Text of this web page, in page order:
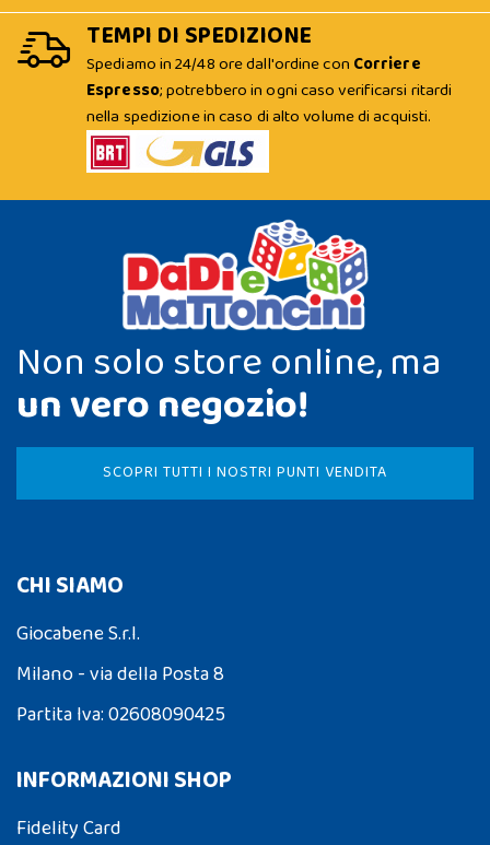
TEMPI DI SPEDIZIONE
Spediamo in 24/48 ore dall'ordine con Corriere
Espresso; potrebbero in ogni caso verificarsi ritardi
nella spedizione in caso di alto volume di acquisti.
Non solo store online, ma
un vero negozio!
SCOPRI TUTTI I NOSTRI PUNTI VENDITA
CHI SIAMO
Giocabene S.r.l.
Milano - via della Posta 8
Partita Iva: 02608090425
INFORMAZIONI SHOP
Fidelity Card